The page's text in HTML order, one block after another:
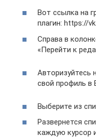
Вот ссылка на
плагин: https://
Справа в
«Перейти к
Авторизуйтесь
свой профиль в
Выберите из
Развернется
каждую курсор